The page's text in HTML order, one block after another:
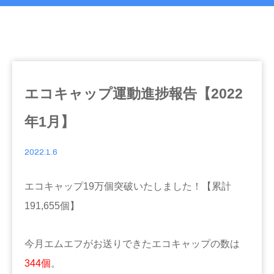
エコキャップ運動進捗報告【2022
年1月】
2022.1.6
エコキャップ19万個突破いたしました！【累計
191,655個】
今月エムエフがお送りできたエコキャップの数は
344個。